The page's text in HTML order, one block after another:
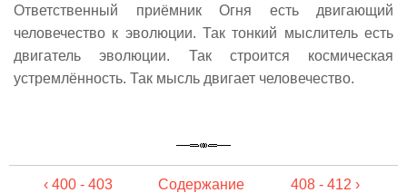
Ответственный приёмник Огня есть двигающий
человечество к эволюции. Так тонкий мыслитель есть
двигатель эволюции. Так строится космическая
устремлённость. Так мысль двигает человечество.
‹ 400 - 403 Содержание 408 - 412 ›